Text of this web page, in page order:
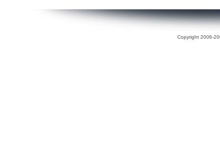
Copyright 2006-